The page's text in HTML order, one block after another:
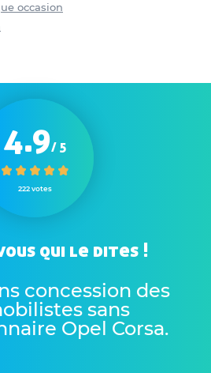
occasion
4.9/ 5
222 votes
qui le dites !
concession des
sans
Opel Corsa.